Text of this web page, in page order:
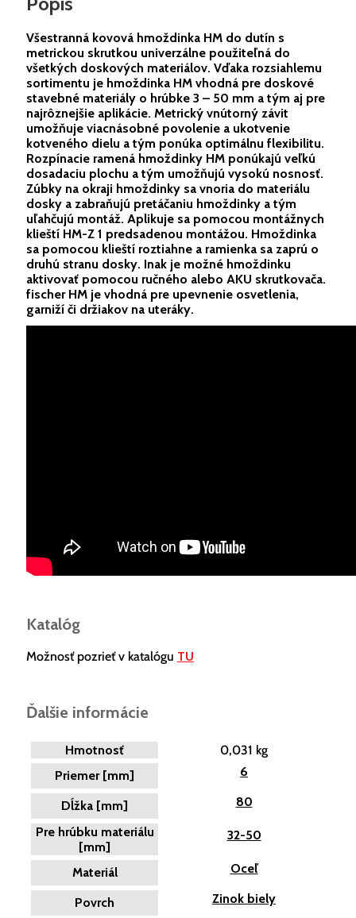
Všestranná kovová hmoždinka HM do dutín s
metrickou skrutkou univerzálne použiteľná do
všetkých doskových materiálov. Vďaka rozsiahlemu
sortimentu je hmoždinka HM vhodná pre doskové
stavebné materiály o hrúbke 3 – 50 mm a tým aj pre
najrôznejšie aplikácie. Metrický vnútorný závit
umožňuje viacnásobné povolenie a ukotvenie
kotveného dielu a tým ponúka optimálnu flexibilitu.
Rozpínacie ramená hmoždinky HM ponúkajú veľkú
dosadaciu plochu a tým umožňujú vysokú nosnosť.
Zúbky na okraji hmoždinky sa vnoria do materiálu
dosky a zabraňujú pretáčaniu hmoždinky a tým
uľahčujú montáž. Aplikuje sa pomocou montážnych
klieští HM-Z 1 predsadenou montážou. Hmoždinka
sa pomocou klieští roztiahne a ramienka sa zaprú o
druhú stranu dosky. Inak je možné hmoždinku
aktivovať pomocou ručného alebo AKU skrutkovača.
fischer HM je vhodná pre upevnenie osvetlenia,
garniží či držiakov na uteráky.
Katalóg
Možnosť pozrieť v katalógu TU
Ďalšie informácie
Hmotnosť
0,031 kg
Priemer [mm]
6
Dĺžka [mm]
80
Pre hrúbku materiálu
[mm]
32-50
Materiál Oceľ
Povrch Zinok biely